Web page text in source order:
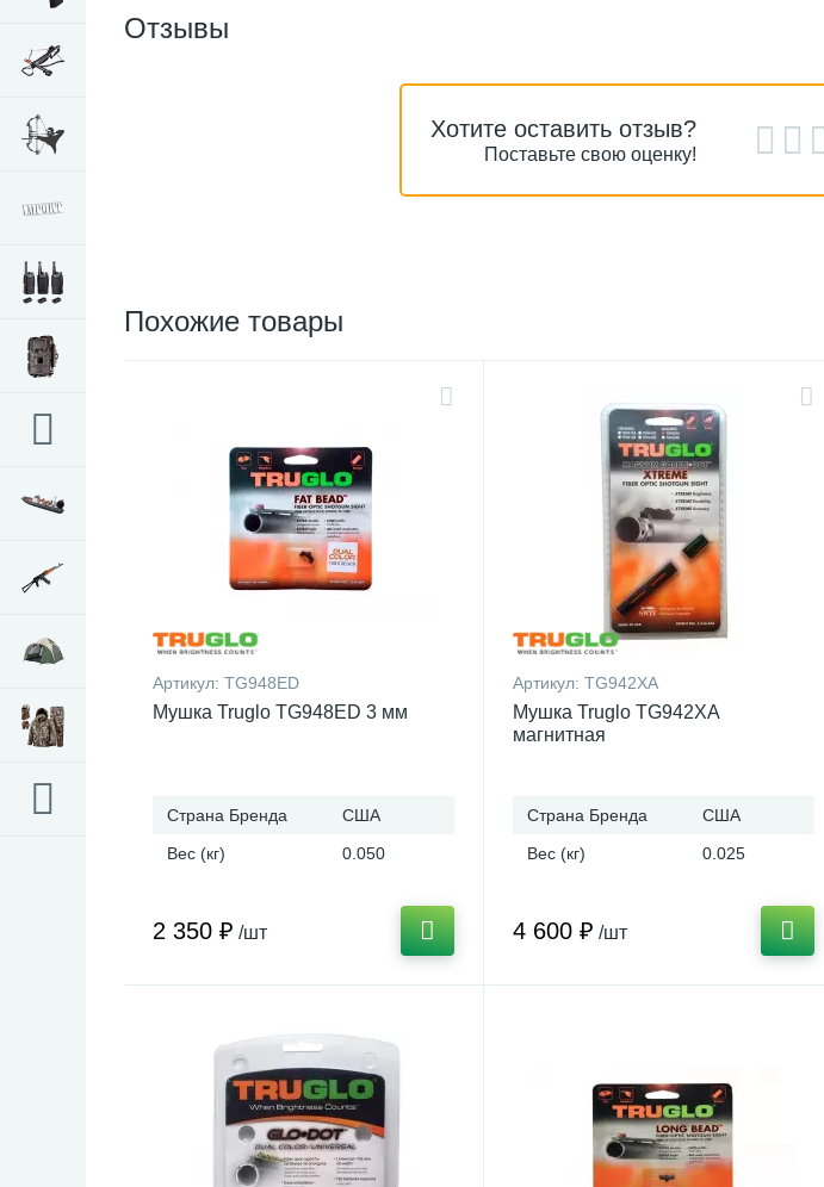
Отзывы
Хотите оставить отзыв?
Поставьте свою оценку!
Похожие товары
Артикул: TG948ED
Мушка Truglo TG948ED 3 мм
Страна Бренда
США
Вес (кг)
0.050
2 350 ₽ /шт
Артикул: TG942XA
Мушка Truglo TG942XA
магнитная
Страна Бренда
США
Вес (кг)
0.025
4 600 ₽ /шт